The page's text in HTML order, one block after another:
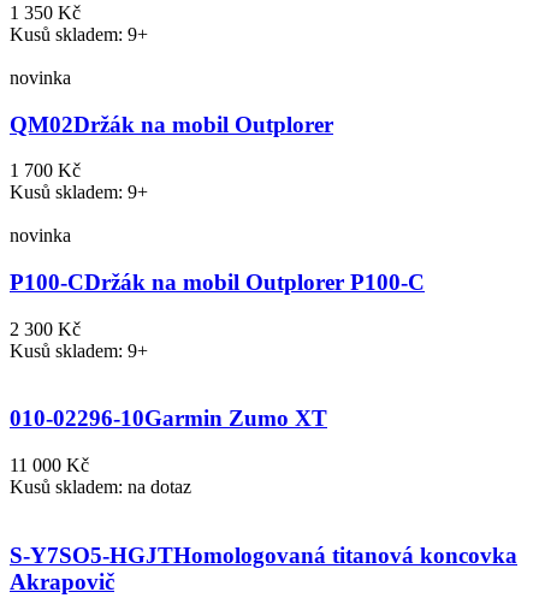
1 350 Kč
Kusů skladem: 9+
novinka
QM02Držák na mobil Outplorer
1 700 Kč
Kusů skladem: 9+
novinka
P100-CDržák na mobil Outplorer P100-C
2 300 Kč
Kusů skladem: 9+
010-02296-10Garmin Zumo XT
11 000 Kč
Kusů skladem: na dotaz
S-Y7SO5-HGJTHomologovaná titanová koncovka
Akrapovič